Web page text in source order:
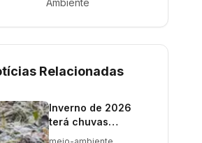
Ambiente
Relacionadas
Inverno de 2026
terá chuvas
abaixo da média e